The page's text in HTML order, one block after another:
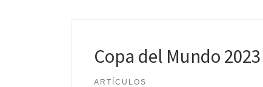
Copa del Mundo 2023
ARTÍCULOS